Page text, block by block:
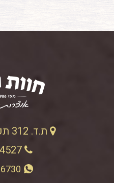
ת.ד. 312 תקוע 9090800
02-9964527